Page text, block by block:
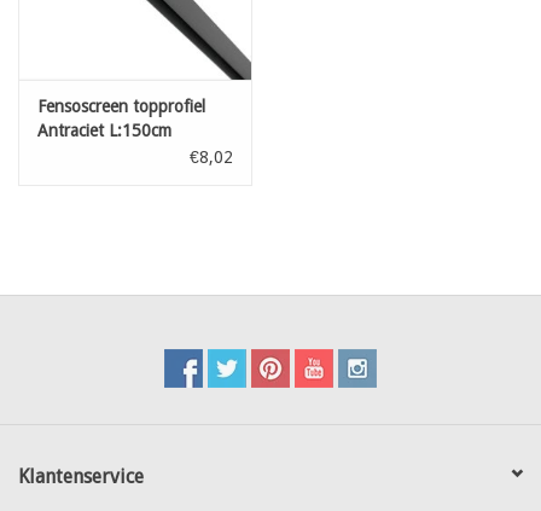
Fensoscreen topprofiel
Antraciet L:150cm
€8,02
Klantenservice